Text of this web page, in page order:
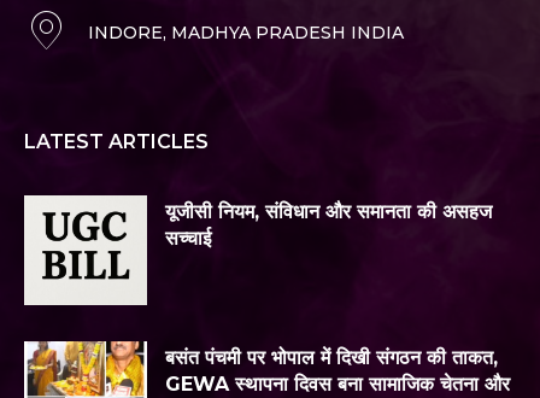
INDORE, MADHYA PRADESH INDIA
LATEST ARTICLES
यूजीसी नियम, संविधान और समानता की असहज
सच्चाई
बसंत पंचमी पर भोपाल में दिखी संगठन की ताकत,
GEWA स्थापना दिवस बना सामाजिक चेतना और